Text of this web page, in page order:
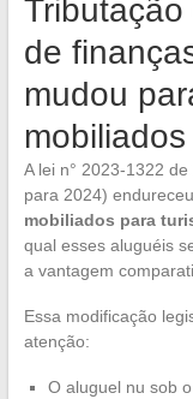
de
mudou
mobiliados
A lei n° 2023-1322
para 2024)
mobiliados para
qual esses aluguéis
a vantagem
Essa modificação
atenção:
O aluguel nu sob